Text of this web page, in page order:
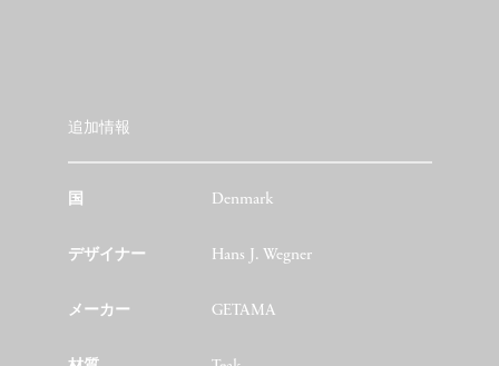
追加情報
国 Denmark
デザイナー Hans J. Wegner
メーカー GETAMA